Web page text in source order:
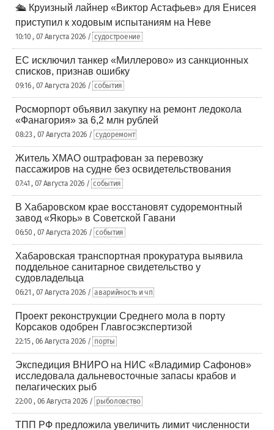
🛳️ Круизный лайнер «Виктор Астафьев» для Енисея
приступил к ходовым испытаниям на Неве
10:10 , 07 Августа 2026 / судостроение
ЕС исключил танкер «Миллерово» из санкционных
списков, признав ошибку
09:16 , 07 Августа 2026 / события
Росморпорт объявил закупку на ремонт ледокола
«Фанагория» за 6,2 млн рублей
08:23 , 07 Августа 2026 / судоремонт
Житель ХМАО оштрафован за перевозку
пассажиров на судне без освидетельствования
07:41 , 07 Августа 2026 / события
В Хабаровском крае восстановят судоремонтный
завод «Якорь» в Советской Гавани
06:50 , 07 Августа 2026 / события
Хабаровская транспортная прокуратура выявила
поддельное санитарное свидетельство у
судовладельца
06:21 , 07 Августа 2026 / аварийность и чп
Проект реконструкции Среднего мола в порту
Корсаков одобрен Главгосэкспертизой
22:15 , 06 Августа 2026 / порты
Экспедиция ВНИРО на НИС «Владимир Сафонов»
исследовала дальневосточные запасы крабов и
пелагических рыб
22:00 , 06 Августа 2026 / рыболовство
ТПП РФ предложила увеличить лимит численности